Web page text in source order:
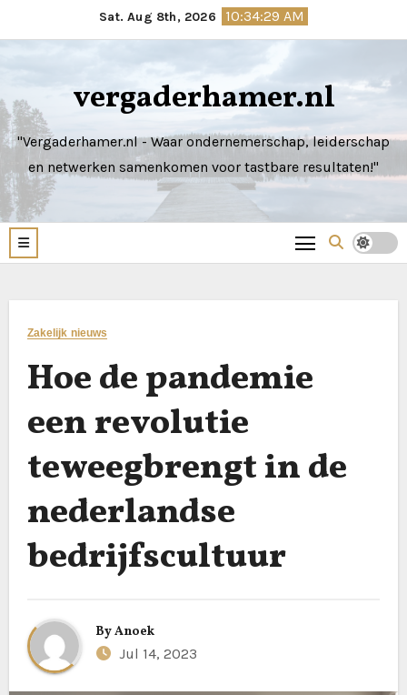
to
Sat. Aug 8th, 2026 10:34:30 AM
vergaderhamer.nl
"Vergaderhamer.nl - Waar ondernemerschap, leiderschap
en netwerken samenkomen voor tastbare resultaten!"
Zakelijk nieuws
Hoe de pandemie
een revolutie
teweegbrengt in de
nederlandse
bedrijfscultuur
ByAnoek
Jul 14, 2023